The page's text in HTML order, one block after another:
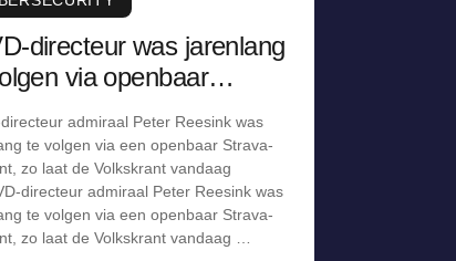
directeur was jarenlang
via openbaar
admiraal Peter Reesink was
te volgen via een openbaar Strava-
zo laat de Volkskrant vandaag
directeur admiraal Peter Reesink was
te volgen via een openbaar Strava-
zo laat de Volkskrant vandaag …